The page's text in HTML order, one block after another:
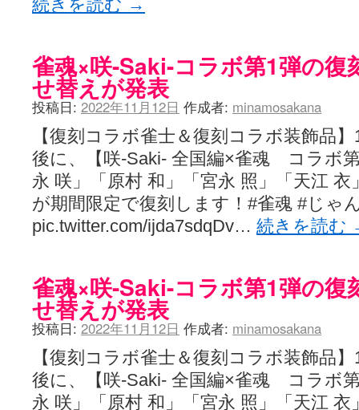
続きを読む →
雀魂×咲-Saki-コラボ第1弾の復
せ替えが発表
投稿日: 2022年11月12日 作成者: minamosakana
【復刻コラボ雀士＆復刻コラボ装飾品
後に、【咲-Saki- 全国編×雀魂 コラボ
永 咲」「原村 和」「宮永 照」「天江
が期間限定で復刻します！#雀魂 #じゃ
pic.twitter.com/ijda7sdqDv… 続きを読む
雀魂×咲-Saki-コラボ第1弾の復
せ替えが発表
投稿日: 2022年11月12日 作成者: minamosakana
【復刻コラボ雀士＆復刻コラボ装飾品
後に、【咲-Saki- 全国編×雀魂 コラボ
永 咲」「原村 和」「宮永 照」「天江